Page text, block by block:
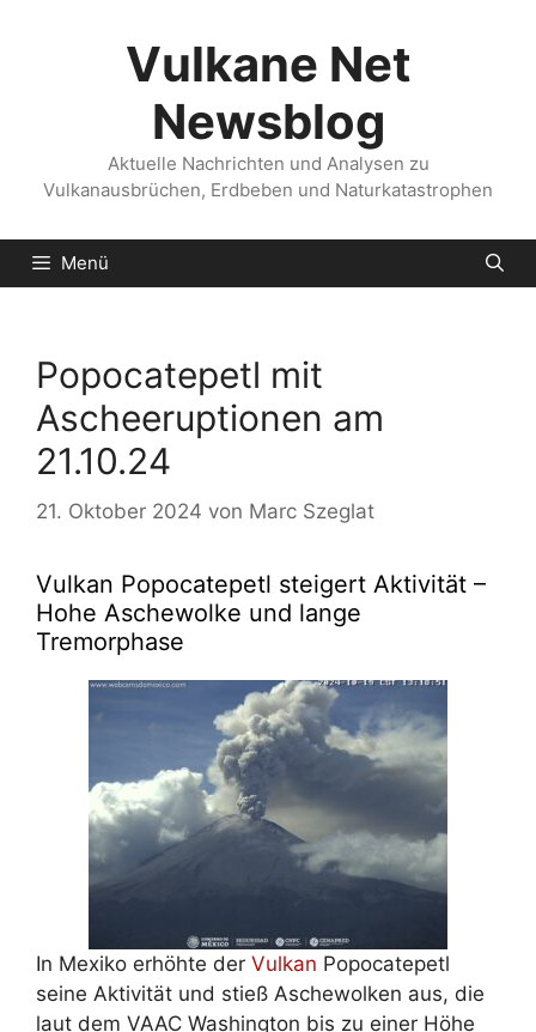
Vulkane Net
Newsblog
Aktuelle Nachrichten und Analysen zu
Vulkanausbrüchen, Erdbeben und Naturkatastrophen
Menü
Popocatepetl mit
Ascheeruptionen am
21.10.24
21. Oktober 2024 von Marc Szeglat
Vulkan Popocatepetl steigert Aktivität –
Hohe Aschewolke und lange
Tremorphase
In Mexiko erhöhte der Vulkan Popocatepetl
seine Aktivität und stieß Aschewolken aus, die
laut dem VAAC Washington bis zu einer Höhe